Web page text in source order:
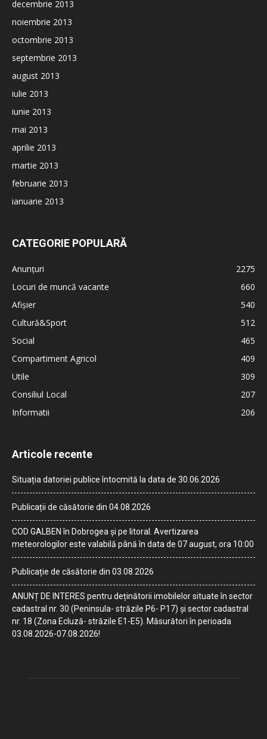
decembrie 2013
noiembrie 2013
octombrie 2013
septembrie 2013
august 2013
iulie 2013
iunie 2013
mai 2013
aprilie 2013
martie 2013
februarie 2013
ianuarie 2013
CATEGORIE POPULARĂ
Anunțuri
2275
Locuri de muncă vacante
660
Afișier
540
Cultură&Sport
512
Social
465
Compartiment Agricol
409
Utile
309
Consiliul Local
207
Informatii
206
Articole recente
Situația datoriei publice întocmită la data de 30.06.2026
Publicații de căsătorie din 04.08.2026
COD GALBEN în Dobrogea și pe litoral. Avertizarea
meteorologilor este valabilă până în data de 07 august, ora 10:00
Publicație de căsătorie din 03.08.2026
ANUNȚ DE INTERES pentru deținătorii imobilelor situate în sector
cadastral nr. 30 (Peninsula- străzile P6- P17) și sector cadastral
nr. 18 (Zona Ecluză- străzile E1-E5). Măsurători în perioada
03.08.2026-07.08.2026!